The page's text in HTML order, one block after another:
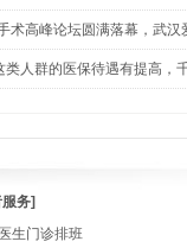
术高峰论坛圆满落幕，武
类人群的医保待遇有提高，
务]
生门诊排班